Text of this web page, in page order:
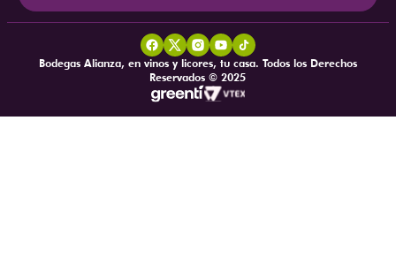
Bodegas Alianza, en vinos y licores, tu casa. Todos los Derechos
Reservados © 2025